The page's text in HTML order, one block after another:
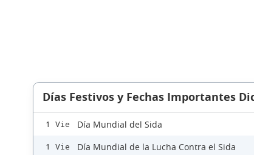
Días Festivos y Fechas Importantes
1 Vie Día Mundial del Sida
1 Vie Día Mundial de la Lucha Contra el Sida